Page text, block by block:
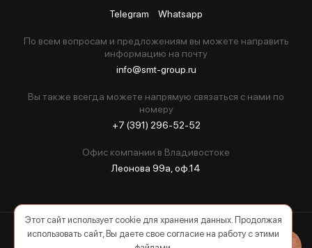
Telegram Whatsapp
По всем вопросам и предложениям вы можете направить
информацию на почту
info@smt-group.ru
Вы также всегда можете напрямую связаться с нами по
номеру
+7 (391) 296-52-52
Офис компании в Владивостоке
Леонова 99а, оф.14
2026 © Все права защищены
Этот сайт использует cookie для хранения данных. Продолжая
использовать сайт, Вы даете свое согласие на работу с этими